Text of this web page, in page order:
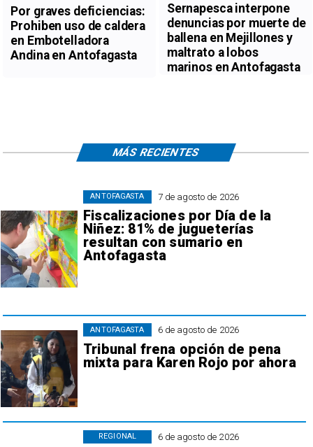
Por graves deficiencias:
Prohiben uso de caldera
en Embotelladora
Andina en Antofagasta
Sernapesca interpone
denuncias por muerte de
ballena en Mejillones y
maltrato a lobos
marinos en Antofagasta
7 de agosto de 2026
Fiscalizaciones por Día de la
Niñez: 81% de jugueterías
resultan con sumario en
Antofagasta
ANTOFAGASTA
6 de agosto de 2026
Tribunal frena opción de pena
mixta para Karen Rojo por ahora
ANTOFAGASTA
6 de agosto de 2026
REGIONAL
MÁS RECIENTES